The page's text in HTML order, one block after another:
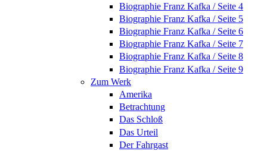
Biographie Franz Kafka / Seite 4
Biographie Franz Kafka / Seite 5
Biographie Franz Kafka / Seite 6
Biographie Franz Kafka / Seite 7
Biographie Franz Kafka / Seite 8
Biographie Franz Kafka / Seite 9
Zum Werk
Amerika
Betrachtung
Das Schloß
Das Urteil
Der Fahrgast